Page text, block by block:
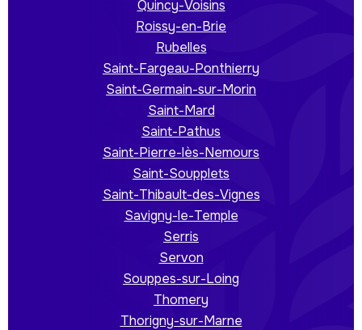
Quincy-Voisins
Roissy-en-Brie
Rubelles
Saint-Fargeau-Ponthierry
Saint-Germain-sur-Morin
Saint-Mard
Saint-Pathus
Saint-Pierre-lès-Nemours
Saint-Soupplets
Saint-Thibault-des-Vignes
Savigny-le-Temple
Serris
Servon
Souppes-sur-Loing
Thomery
Thorigny-sur-Marne